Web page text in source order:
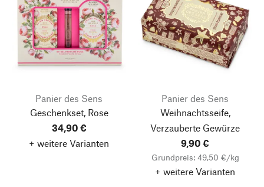
Panier des Sens
Geschenkset, Rose
34,90 €
+ weitere Varianten
Panier des Sens
Weihnachtsseife,
Verzauberte Gewürze
9,90 €
Grundpreis: 49,50 €/kg
+ weitere Varianten